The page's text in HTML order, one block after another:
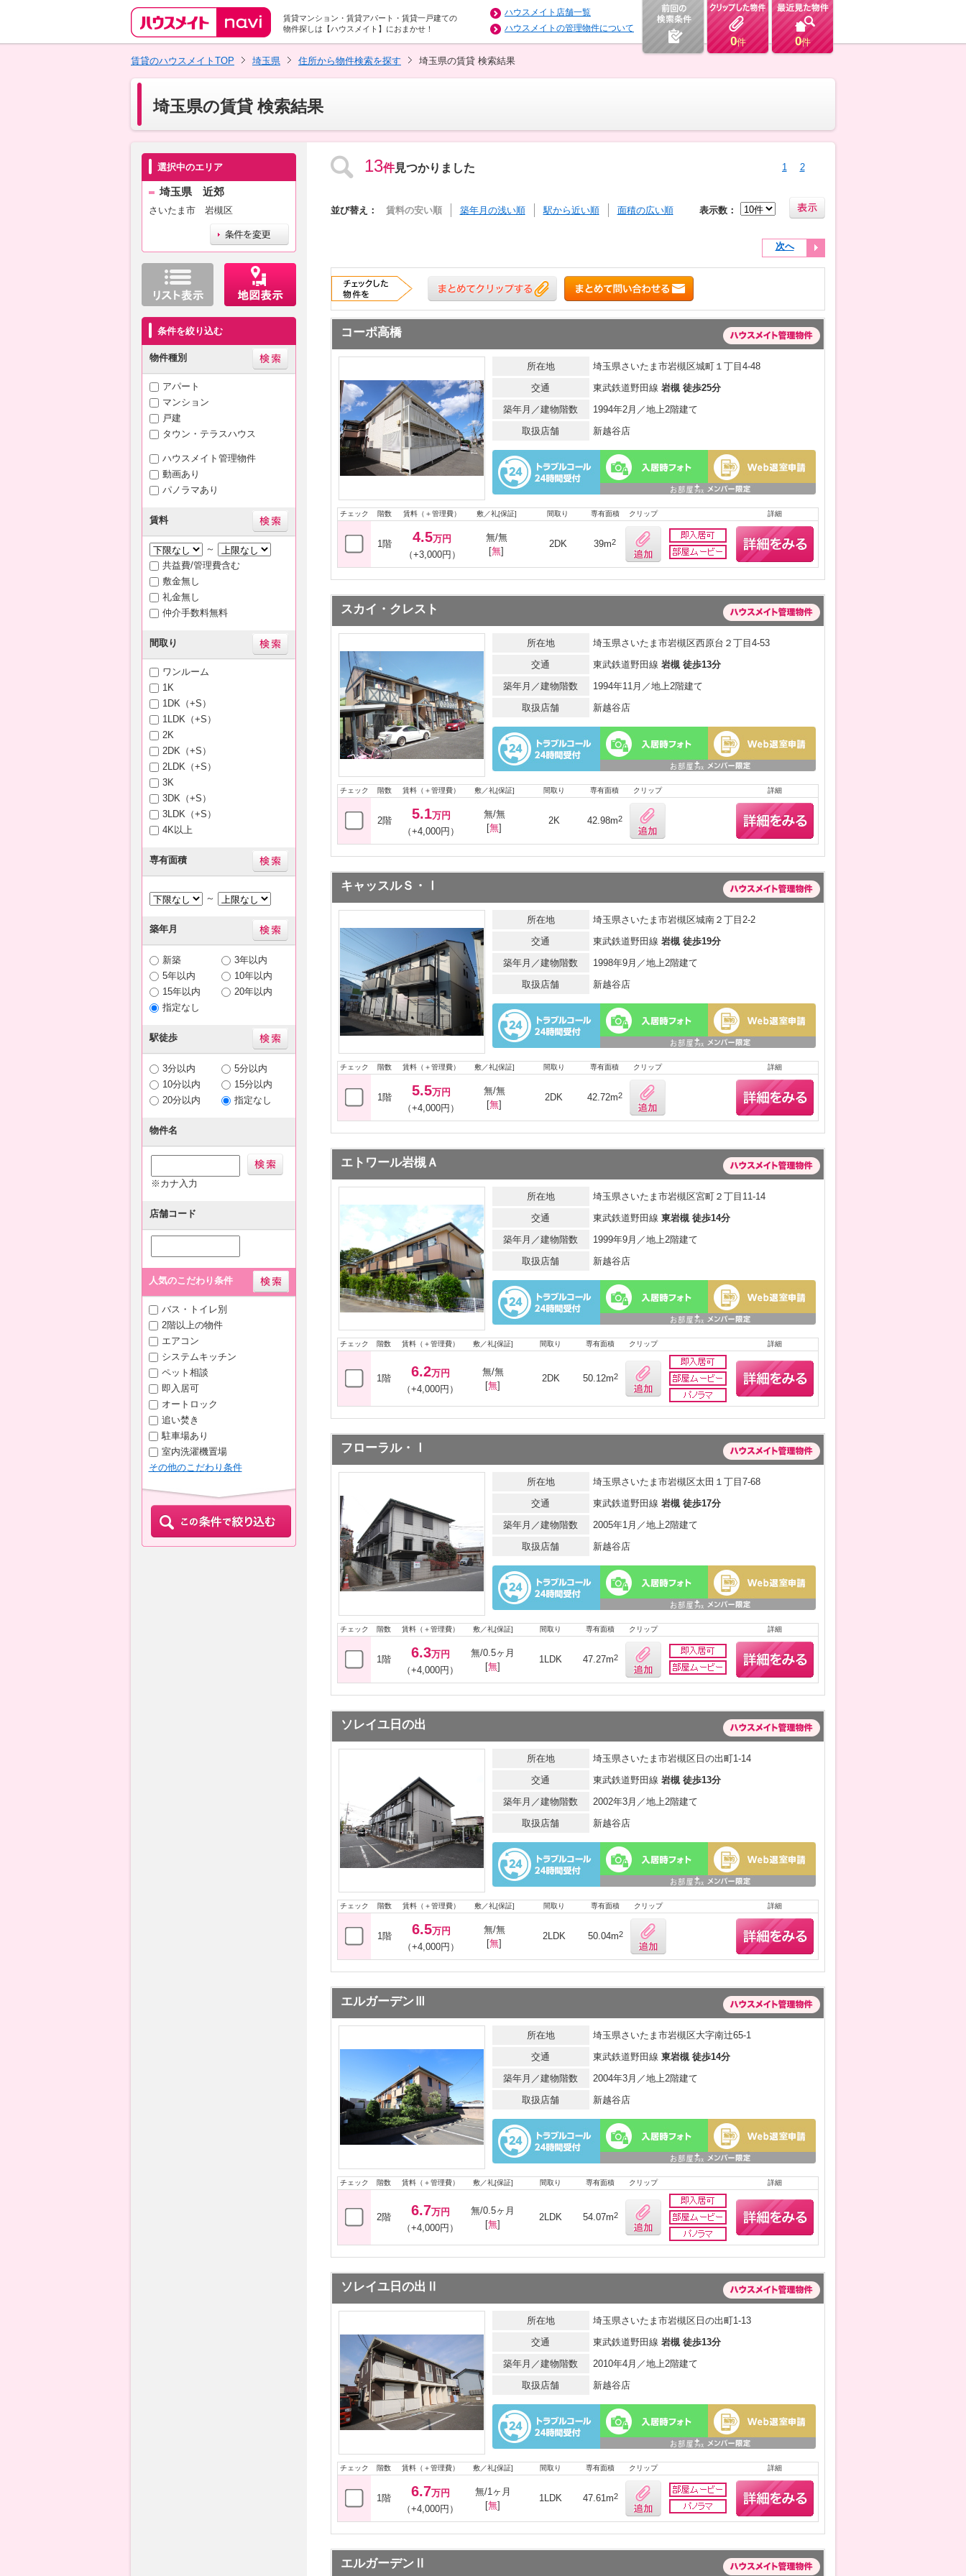
賃貸マンション・賃貸アパート・賃貸一戸建ての
物件探しは【ハウスメイト】におまかせ！
ハウスメイト店舗一覧
ハウスメイトの管理物件について
0件 0件
賃貸のハウスメイトTOP
埼玉県 住所から物件検索を探す 埼玉県の賃貸 検索結果
埼玉県の賃貸 検索結果
選択中のエリア
埼玉県 近郊
さいたま市 岩槻区
条件を絞り込む
物件種別
アパート
マンション
戸建
タウン・テラスハウス
ハウスメイト管理物件
動画あり
パノラマあり
賃料
～
共益費/管理費含む
敷金無し
礼金無し
仲介手数料無料
間取り
ワンルーム
1K
1DK（+S）
1LDK（+S）
2K
2DK（+S）
2LDK（+S）
3K
3DK（+S）
3LDK（+S）
4K以上
専有面積
～
築年月
新築
3年以内
5年以内
10年以内
15年以内
20年以内
指定なし
駅徒歩
3分以内
5分以内
10分以内
15分以内
20分以内
指定なし
物件名
※カナ入力
店舗コード
人気のこだわり条件
バス・トイレ別
2階以上の物件
エアコン
システムキッチン
ペット相談
即入居可
オートロック
追い焚き
駐車場あり
室内洗濯機置場
その他のこだわり条件
13件見つかりました 1 2
並び替え： 賃料の安い順 築年月の浅い順 駅から近い順 面積の広い順 表示数：
次へ
コーポ高橋
所在地
埼玉県さいたま市岩槻区城町１丁目4-48
交通
東武鉄道野田線 岩槻 徒歩25分
築年月／建物階数
1994年2月／地上2階建て
取扱店舗
新越谷店
チェック 階数 賃料（＋管理費） 敷／礼[保証] 間取り 専有面積 クリップ 詳細
1階 4.5万円
（+3,000円）
無/無
[無]
2DK 39m2
スカイ・クレスト
所在地
埼玉県さいたま市岩槻区西原台２丁目4-53
交通
東武鉄道野田線 岩槻 徒歩13分
築年月／建物階数
1994年11月／地上2階建て
取扱店舗
新越谷店
チェック 階数 賃料（＋管理費） 敷／礼[保証] 間取り 専有面積 クリップ 詳細
2階 5.1万円
（+4,000円）
無/無
[無]
2K 42.98m2
キャッスルＳ・Ⅰ
所在地
埼玉県さいたま市岩槻区城南２丁目2-2
交通
東武鉄道野田線 岩槻 徒歩19分
築年月／建物階数
1998年9月／地上2階建て
取扱店舗
新越谷店
チェック 階数 賃料（＋管理費） 敷／礼[保証] 間取り 専有面積 クリップ 詳細
1階 5.5万円
（+4,000円）
無/無
[無]
2DK 42.72m2
エトワール岩槻Ａ
所在地
埼玉県さいたま市岩槻区宮町２丁目11-14
交通
東武鉄道野田線 東岩槻 徒歩14分
築年月／建物階数
1999年9月／地上2階建て
取扱店舗
新越谷店
チェック 階数 賃料（＋管理費） 敷／礼[保証] 間取り 専有面積 クリップ 詳細
1階 6.2万円
（+4,000円）
無/無
[無]
2DK 50.12m2
フローラル・Ⅰ
所在地
埼玉県さいたま市岩槻区太田１丁目7-68
交通
東武鉄道野田線 岩槻 徒歩17分
築年月／建物階数
2005年1月／地上2階建て
取扱店舗
新越谷店
チェック 階数 賃料（＋管理費） 敷／礼[保証] 間取り 専有面積 クリップ 詳細
1階 6.3万円
（+4,000円）
無/0.5ヶ月
[無]
1LDK 47.27m2
ソレイユ日の出
所在地
埼玉県さいたま市岩槻区日の出町1-14
交通
東武鉄道野田線 岩槻 徒歩13分
築年月／建物階数
2002年3月／地上2階建て
取扱店舗
新越谷店
チェック 階数 賃料（＋管理費） 敷／礼[保証] 間取り 専有面積 クリップ 詳細
1階 6.5万円
（+4,000円）
無/無
[無]
2LDK 50.04m2
エルガーデンⅢ
所在地
埼玉県さいたま市岩槻区大字南辻65-1
交通
東武鉄道野田線 東岩槻 徒歩14分
築年月／建物階数
2004年3月／地上2階建て
取扱店舗
新越谷店
チェック 階数 賃料（＋管理費） 敷／礼[保証] 間取り 専有面積 クリップ 詳細
2階 6.7万円
（+4,000円）
無/0.5ヶ月
[無]
2LDK 54.07m2
ソレイユ日の出Ⅱ
所在地
埼玉県さいたま市岩槻区日の出町1-13
交通
東武鉄道野田線 岩槻 徒歩13分
築年月／建物階数
2010年4月／地上2階建て
取扱店舗
新越谷店
チェック 階数 賃料（＋管理費） 敷／礼[保証] 間取り 専有面積 クリップ 詳細
1階 6.7万円
（+4,000円）
無/1ヶ月
[無]
1LDK 47.61m2
エルガーデンⅡ